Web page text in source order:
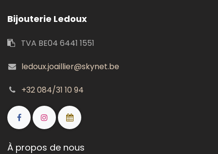
Bijouterie Ledoux
TVA BE04 6441 1551
ledoux.joaillier@skynet.be
+32 084/31 10 94
À propos de nous